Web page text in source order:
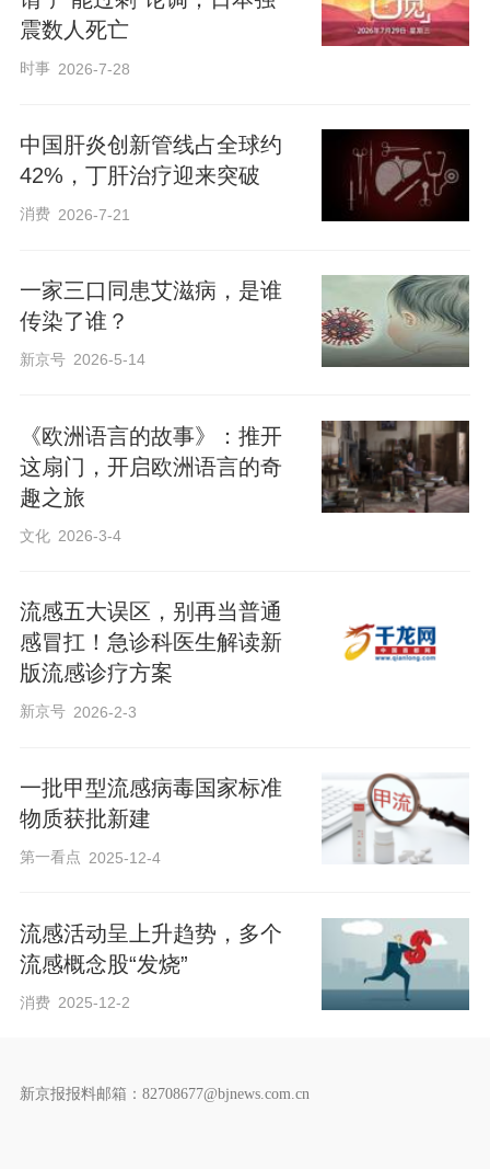
震数人死亡
时事 2026-7-28
中国肝炎创新管线占全球约
42%，​丁肝治疗迎来突破
消费 2026-7-21
一家三口同患艾滋病，是谁
传染了谁？
新京号 2026-5-14
《欧洲语言的故事》：推开
这扇门，开启欧洲语言的奇
趣之旅
文化 2026-3-4
流感五大误区，别再当普通
感冒扛！急诊科医生解读新
版流感诊疗方案
新京号 2026-2-3
一批甲型流感病毒国家标准
物质获批新建
第一看点 2025-12-4
流感活动呈上升趋势，多个
流感概念股“发烧”
消费 2025-12-2
新京报报料邮箱：82708677@bjnews.com.cn